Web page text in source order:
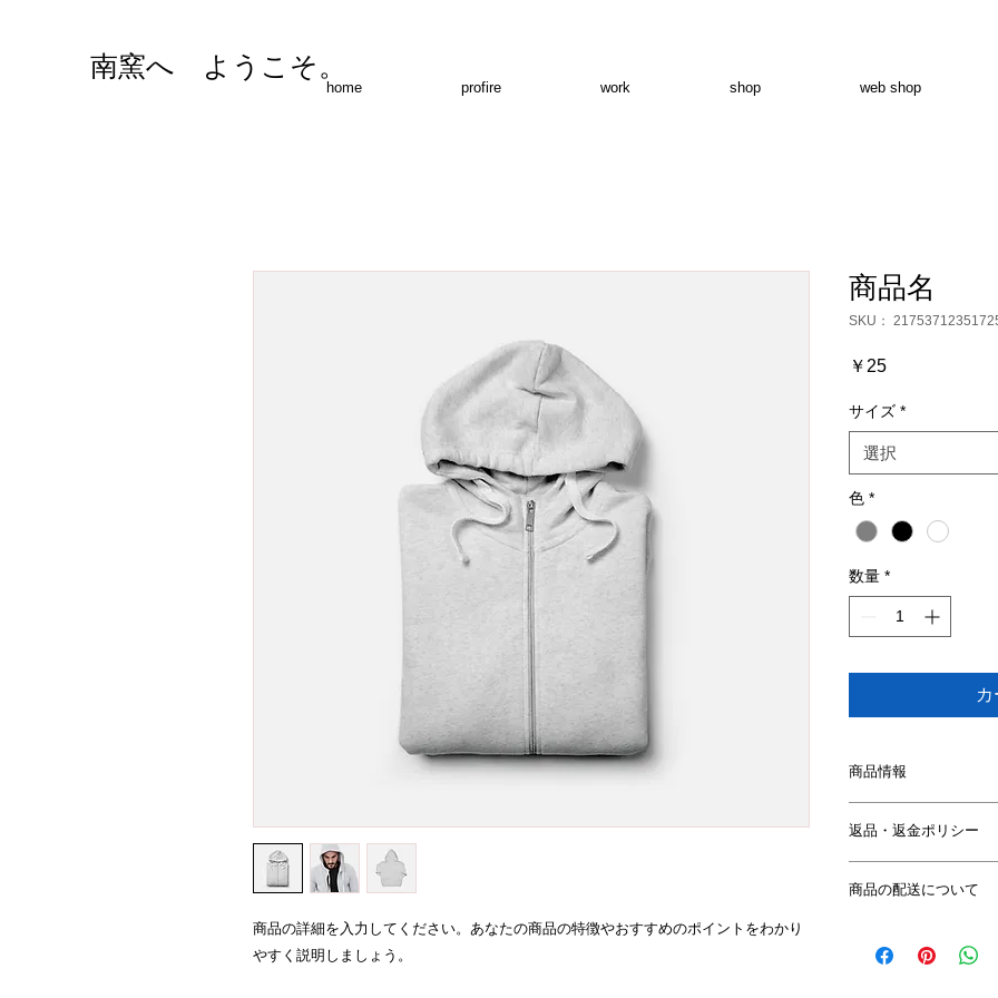
南窯へ ようこそ。
home profire work shop web shop
商品の詳細を入力してください。あなたの商品の特徴やおすすめのポイントをわかり
やすく説明しましょう。
商品名
SKU：
￥25価
サイズ *
選択
色 *
数量 *
商品情報
明に加え、商品の特
しましょう。
返品・返金ポリシー
だけなかった場合の
頼を獲得し、安心し
商品の配送について
する情報を入力して